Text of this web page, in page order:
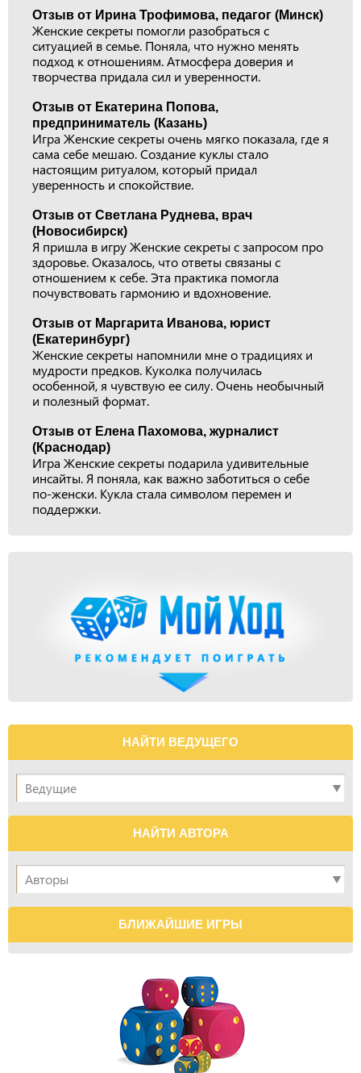
Отзыв от Ирина Трофимова, педагог (Минск)
Женские секреты помогли разобраться с
ситуацией в семье. Поняла, что нужно менять
подход к отношениям. Атмосфера доверия и
творчества придала сил и уверенности.
Отзыв от Екатерина Попова,
предприниматель (Казань)
Игра Женские секреты очень мягко показала, где я
сама себе мешаю. Создание куклы стало
настоящим ритуалом, который придал
уверенность и спокойствие.
Отзыв от Светлана Руднева, врач
(Новосибирск)
Я пришла в игру Женские секреты с запросом про
здоровье. Оказалось, что ответы связаны с
отношением к себе. Эта практика помогла
почувствовать гармонию и вдохновение.
Отзыв от Маргарита Иванова, юрист
(Екатеринбург)
Женские секреты напомнили мне о традициях и
мудрости предков. Куколка получилась
особенной, я чувствую ее силу. Очень необычный
и полезный формат.
Отзыв от Елена Пахомова, журналист
(Краснодар)
Игра Женские секреты подарила удивительные
инсайты. Я поняла, как важно заботиться о себе
по-женски. Кукла стала символом перемен и
поддержки.
НАЙТИ ВЕДУЩЕГО
НАЙТИ АВТОРА
БЛИЖАЙШИЕ ИГРЫ